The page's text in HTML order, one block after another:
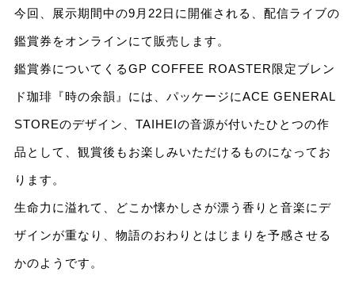
今回、展示期間中の9月22日に開催される、配信ライブの
鑑賞券をオンラインにて販売します。
鑑賞券についてくるGP COFFEE ROASTER限定ブレン
ド珈琲『時の余韻』には、パッケージにACE GENERAL
STOREのデザイン、TAIHEIの音源が付いたひとつの作
品として、観賞後もお楽しみいただけるものになってお
ります。
生命力に溢れて、どこか懐かしさが漂う香りと音楽にデ
ザインが重なり、物語のおわりとはじまりを予感させる
かのようです。